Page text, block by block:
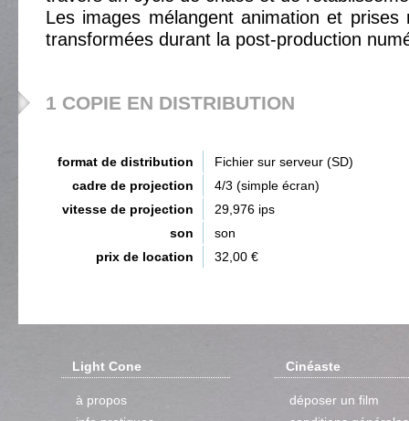
Les images mélangent animation et prises
transformées durant la post-production
1 COPIE EN DISTRIBUTION
format de distribution
Fichier sur serveur (SD)
cadre de projection
4/3 (simple écran)
vitesse de projection
29,976 ips
son
son
prix de location
32,00 €
Light Cone
à propos
Cinéaste
déposer un film